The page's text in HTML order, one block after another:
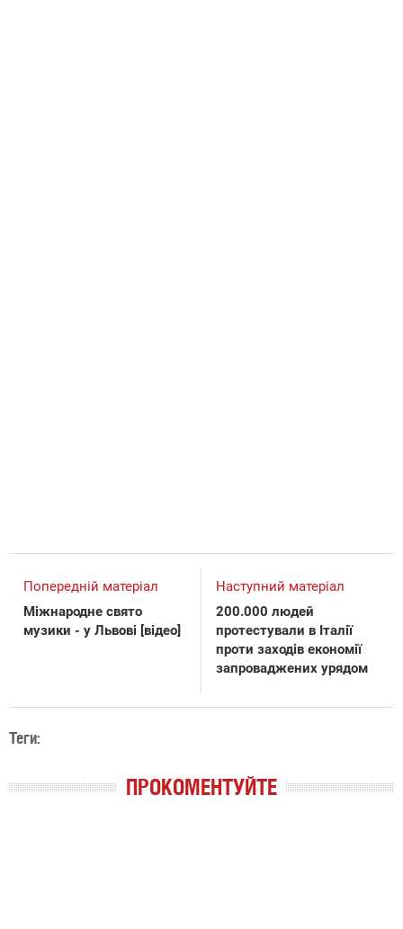
Попередній матеріал
Міжнародне свято
музики - у Львові [відео]
Наступний матеріал
200.000 людей
протестували в Італії
проти заходів економії
запроваджених урядом
Теги:
ПРОКОМЕНТУЙТЕ